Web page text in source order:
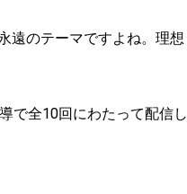
遠のテーマですよね。理想
で全10回にわたって配信し